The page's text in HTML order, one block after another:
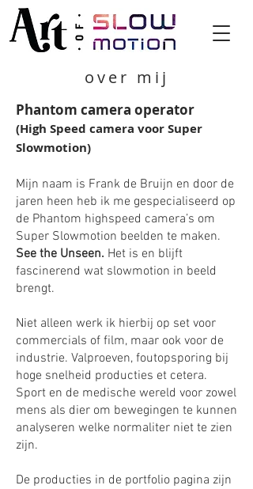
over mij
Phantom camera operator
(High Speed camera voor Super
Slowmotion)
Mijn naam is Frank de Bruijn en door de
jaren heen heb ik me gespecialiseerd op
de Phantom highspeed camera’s om
Super Slowmotion beelden te maken.
See the Unseen. Het is en blijft
fascinerend wat slowmotion in beeld
brengt.
Niet alleen werk ik hierbij op set voor
commercials of film, maar ook voor de
industrie. Valproeven, foutopsporing bij
hoge snelheid producties et cetera.
Sport en de medische wereld voor zowel
mens als dier om bewegingen te kunnen
analyseren welke normaliter niet te zien
zijn.
De producties in de portfolio pagina zijn